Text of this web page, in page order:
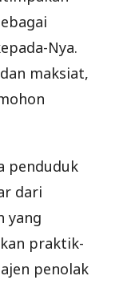
Nya.
maksiat,
penduduk
dari
yang
praktik-
penolak